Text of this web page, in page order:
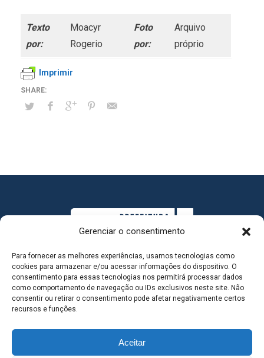
Gerenciar o consentimento
Para fornecer as melhores experiências, usamos tecnologias como
cookies para armazenar e/ou acessar informações do dispositivo. O
consentimento para essas tecnologias nos permitirá processar dados
como comportamento de navegação ou IDs exclusivos neste site. Não
consentir ou retirar o consentimento pode afetar negativamente certos
recursos e funções.
Aceitar
Texto
por:
Moacyr
Rogerio
Foto
por:
Arquivo
próprio
Imprimir
MAPA DO SITE